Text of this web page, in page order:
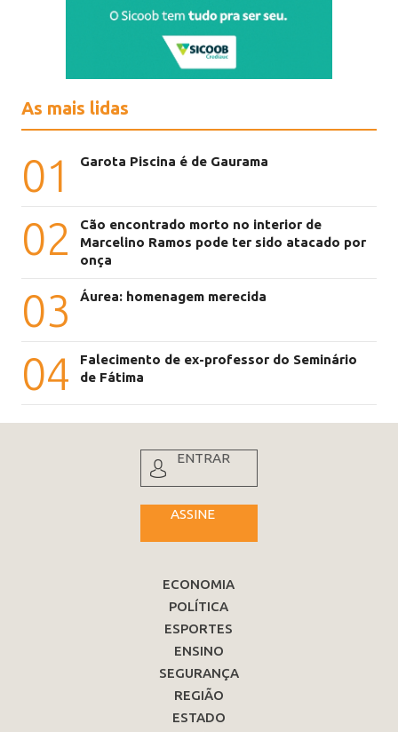
As mais lidas
01 Garota Piscina é de Gaurama
02
Cão encontrado morto no interior de
Marcelino Ramos pode ter sido atacado por
onça
03 Áurea: homenagem merecida
04
Falecimento de ex-professor do Seminário
de Fátima
ENTRAR
ASSINE
ECONOMIA
POLÍTICA
ESPORTES
ENSINO
SEGURANÇA
REGIÃO
ESTADO